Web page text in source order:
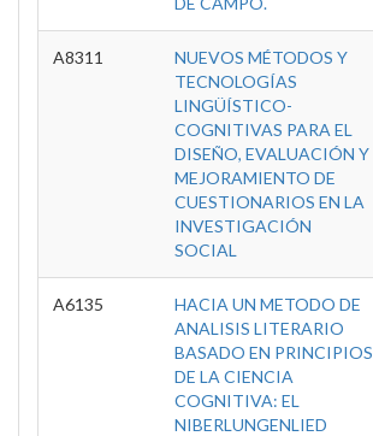
A8311
NUEVOS MÉTODOS Y
TECNOLOGÍAS
LINGÜÍSTICO-
COGNITIVAS PARA EL
DISEÑO, EVALUACIÓN Y
MEJORAMIENTO DE
CUESTIONARIOS EN LA
INVESTIGACIÓN
SOCIAL
A6135
HACIA UN METODO DE
ANALISIS LITERARIO
BASADO EN PRINCIPIOS
DE LA CIENCIA
COGNITIVA: EL
NIBERLUNGENLIED